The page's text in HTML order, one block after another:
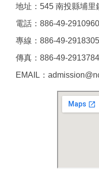
地址：545 南投縣埔
電話：886-49-
專線：886-49-2918305
傳真：886-49-2913784
EMAIL：